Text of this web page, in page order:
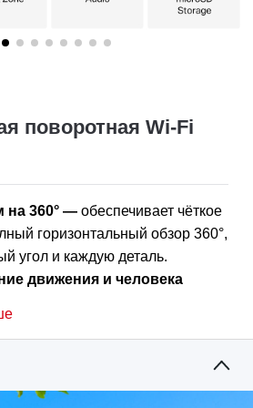
поворотная Wi-Fi
на 360° —обеспечивает чёткое
горизонтальный обзор 360°,
угол и каждую деталь.
движения и человека
обеспечивает яркое и
даже ночью для